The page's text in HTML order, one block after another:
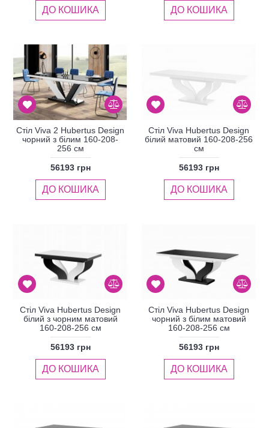
ДО КОШИКА ДО КОШИКА
Стіл Viva 2 Hubertus Design
чорний з білим 160-208-
256 см
56193 грн
ДО КОШИКА
Стіл Viva Hubertus Design
білий матовий 160-208-256
см
56193 грн
ДО КОШИКА
Стіл Viva Hubertus Design
білий з чорним матовий
160-208-256 см
56193 грн
ДО КОШИКА
Стіл Viva Hubertus Design
чорний з білим матовий
160-208-256 см
56193 грн
ДО КОШИКА